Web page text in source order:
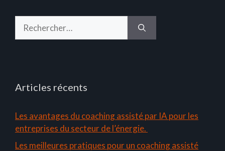
Articles récents
Les avantages du coaching assisté par IA pour les
entreprises du secteur de l’énergie.
Les meilleures pratiques pour un coaching assisté